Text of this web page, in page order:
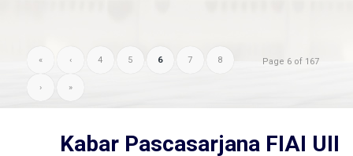
Page 6 of 167
« ‹ 4 5 6 7 8
› »
Kabar Pascasarjana FIAI UII